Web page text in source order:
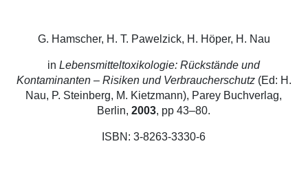
G. Hamscher, H. T. Pawelzick, H. Höper, H. Nau
inLebensmitteltoxikologie: Rückstände und
Kontaminanten – Risiken und Verbraucherschutz(Ed: H.
Nau, P. Steinberg, M. Kietzmann), Parey Buchverlag,
Berlin,2003, pp 43–80.
ISBN: 3-8263-3330-6